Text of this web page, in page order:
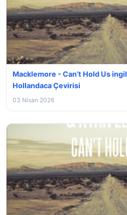
Macklemore - Can’t Hold Us
Hollandaca Çevirisi
03 Nisan 2026